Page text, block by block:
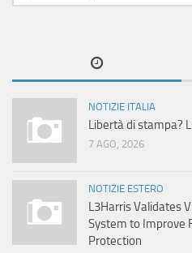
NOTIZIE ITALIA
Libertà di stampa?
7 AGO, 2026
NOTIZIE ESTERO
L3Harris Validates
System to Improve
Protection